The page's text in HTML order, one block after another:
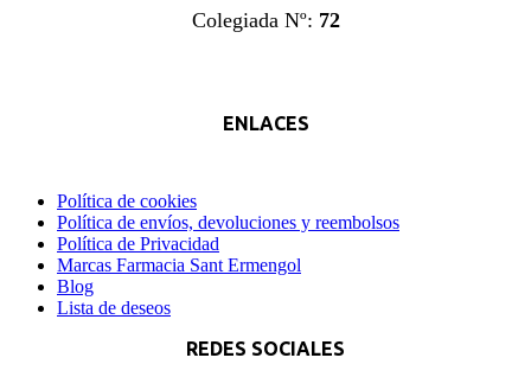
Colegiada Nº: 72
ENLACES
Política de cookies
Política de envíos, devoluciones y reembolsos
Política de Privacidad
Marcas Farmacia Sant Ermengol
Blog
Lista de deseos
REDES SOCIALES